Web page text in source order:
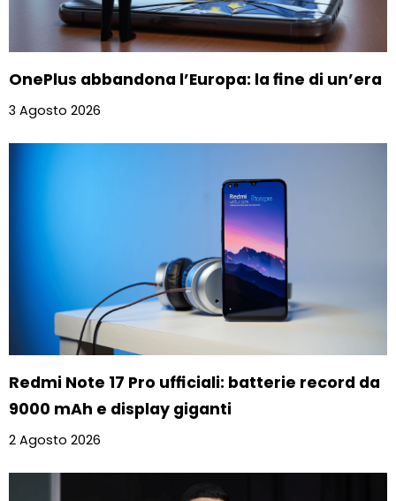
OnePlus abbandona l’Europa: la fine di un’era
3 Agosto 2026
Redmi Note 17 Pro ufficiali: batterie record da
9000 mAh e display giganti
2 Agosto 2026